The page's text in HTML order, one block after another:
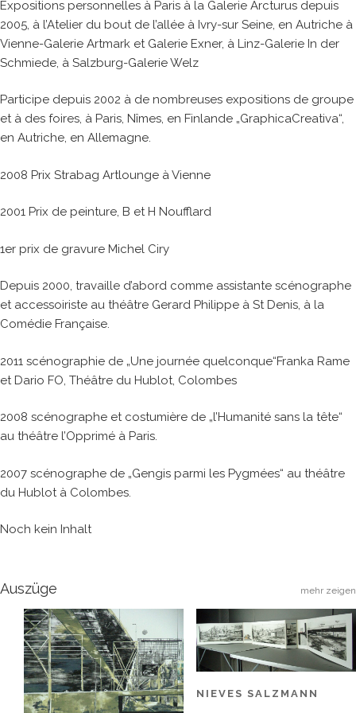
Expositions personnelles à Paris à la Galerie Arcturus depuis
2005, à l’Atelier du bout de l’allée à Ivry-sur Seine, en Autriche à
Vienne-Galerie Artmark et Galerie Exner, à Linz-Galerie In der
Schmiede, à Salzburg-Galerie Welz
Participe depuis 2002 à de nombreuses expositions de groupe
et à des foires, à Paris, Nîmes, en Finlande „GraphicaCreativa“,
en Autriche, en Allemagne.
2008 Prix Strabag Artlounge à Vienne
2001 Prix de peinture, B et H Noufflard
1er prix de gravure Michel Ciry
Depuis 2000, travaille d’abord comme assistante scénographe
et accessoiriste au théâtre Gerard Philippe à St Denis, à la
Comédie Française.
2011 scénographie de „Une journée quelconque“Franka Rame
et Dario FO, Théâtre du Hublot, Colombes
2008 scénographe et costumière de „l’Humanité sans la tête“
au théâtre l’Opprimé à Paris.
2007 scénographe de „Gengis parmi les Pygmées“ au théâtre
du Hublot à Colombes.
Noch kein Inhalt
Auszüge mehr zeigen
NIEVES SALZMANN